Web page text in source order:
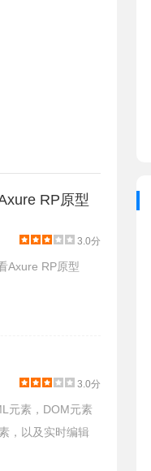
RP原型
3.0分
Axure RP原型
3.0分
元素，DOM元素
，以及实时编辑